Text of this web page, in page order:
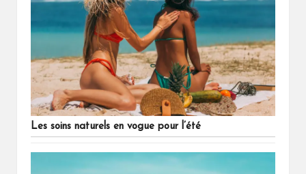
Les soins naturels en vogue pour l’été